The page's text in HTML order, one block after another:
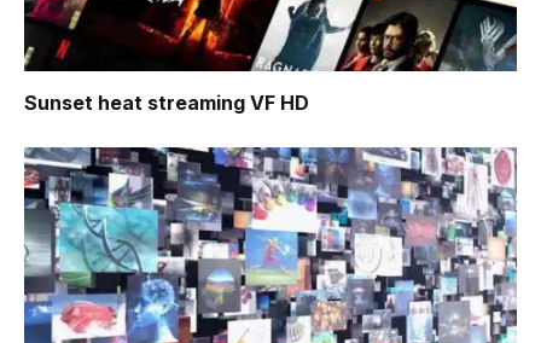
Sunset heat streaming VF HD